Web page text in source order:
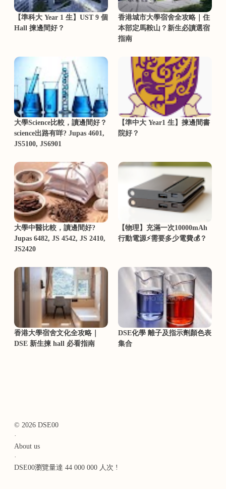
【準科大 Year 1 生】UST 9 個
Hall 揀邊間好？
香港城市大學宿舍全攻略｜住
本部定馬鞍山？新生必讀選宿
指南
大學Science比較，讀邊間好？
science出路有咩? Jupas 4601,
JS5100, JS6901
【準中大 Year1 生】揀邊間書
院好？
大學中醫比較，讀邊間好?
Jupas 6482, JS 4542, JS 2410,
JS2420
【物理】充滿一次10000mAh
行動電源⚡需要多少電費💰？
香港大學宿舍文化全攻略｜
DSE 新生揀 hall 必看指南
DSE化學 離子及指示劑顏色表
集合
© 2026 DSE00
·
About us
·
DSE00瀏覽量達 44 000 000 人次 !